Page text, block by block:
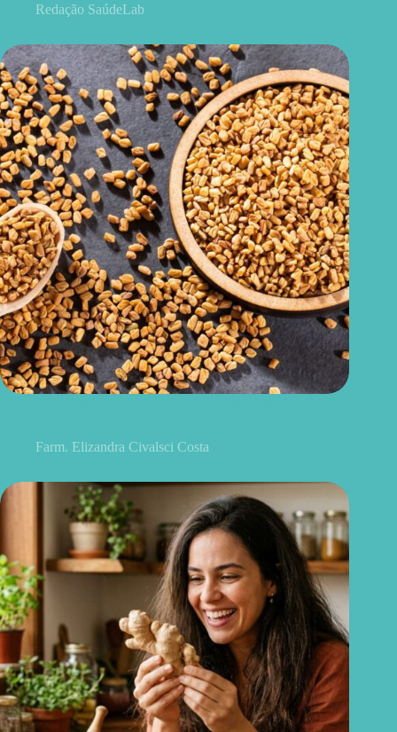
Redação SaúdeLab
Farm. Elizandra Civalsci Costa